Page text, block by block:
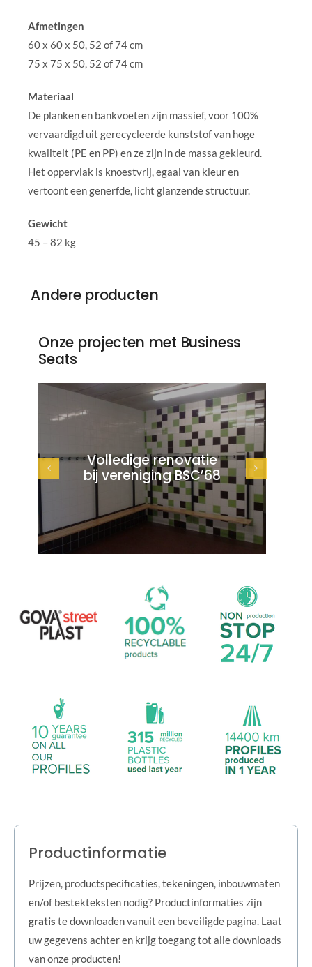
Afmetingen
60 x 60 x 50, 52 of 74 cm
75 x 75 x 50, 52 of 74 cm
Materiaal
De planken en bankvoeten zijn massief, voor 100%
vervaardigd uit gerecycleerde kunststof van hoge
kwaliteit (PE en PP) en ze zijn in de massa gekleurd.
Het oppervlak is knoestvrij, egaal van kleur en
vertoont een generfde, licht glanzende structuur.
Gewicht
45 – 82 kg
Andere producten
Onze projecten met Business
Seats
Volledige renovatie
bij vereniging BSC’68
Productinformatie
Prijzen, productspecificaties, tekeningen, inbouwmaten
en/of bestekteksten nodig? Productinformaties zijn
gratis te downloaden vanuit een beveiligde pagina. Laat
uw gegevens achter en krijg toegang tot alle downloads
van onze producten!